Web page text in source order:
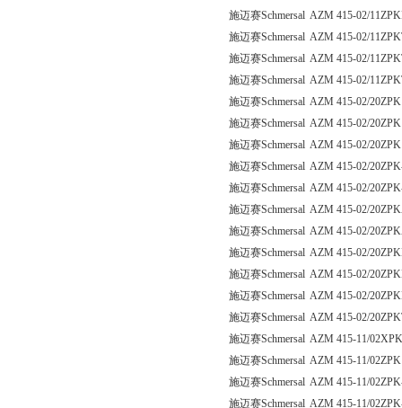
施迈赛Schmersal AZM 415-02/
施迈赛Schmersal AZM 415-02/
施迈赛Schmersal AZM 415-02/
施迈赛Schmersal AZM 415-02/
施迈赛Schmersal AZM 415-02/
施迈赛Schmersal AZM 415-02/
施迈赛Schmersal AZM 415-02/
施迈赛Schmersal AZM 415-02/
施迈赛Schmersal AZM 415-02/
施迈赛Schmersal AZM 415-02/
施迈赛Schmersal AZM 415-02/
施迈赛Schmersal AZM 415-02/
施迈赛Schmersal AZM 415-02/
施迈赛Schmersal AZM 415-02/
施迈赛Schmersal AZM 415-02/
施迈赛Schmersal AZM 415-11/
施迈赛Schmersal AZM 415-11/
施迈赛Schmersal AZM 415-11/
施迈赛Schmersal AZM 415-11/